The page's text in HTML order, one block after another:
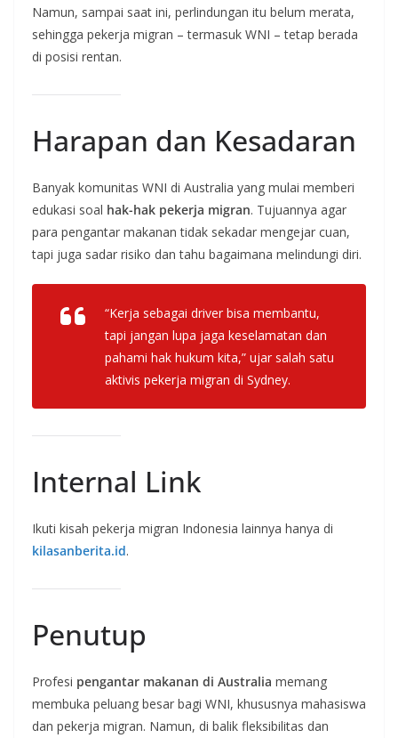
Namun, sampai saat ini, perlindungan itu belum merata,
sehingga pekerja migran – termasuk WNI – tetap berada
di posisi rentan.
Harapan dan Kesadaran
Banyak komunitas WNI di Australia yang mulai memberi
edukasi soal hak-hak pekerja migran. Tujuannya agar
para pengantar makanan tidak sekadar mengejar cuan,
tapi juga sadar risiko dan tahu bagaimana melindungi diri.
“Kerja sebagai driver bisa membantu,
tapi jangan lupa jaga keselamatan dan
pahami hak hukum kita,” ujar salah satu
aktivis pekerja migran di Sydney.
Internal Link
Ikuti kisah pekerja migran Indonesia lainnya hanya di
kilasanberita.id.
Penutup
Profesi pengantar makanan di Australia memang
membuka peluang besar bagi WNI, khususnya mahasiswa
dan pekerja migran. Namun, di balik fleksibilitas dan